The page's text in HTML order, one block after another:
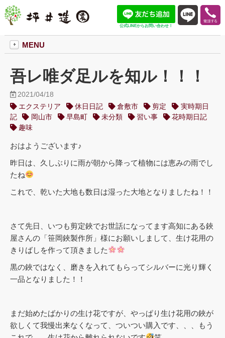
公式LINEからお問い合わせ！
MENU
吾レ唯ダ足ルを知ル！！！
2021/04/18
エクステリア
休日日記 倉敷市 剪定
実時期日
記
岡山市 早島町 未分類 習い事
花時期日記
趣味
おはようございます♪
昨日は、久しぶりに雨が朝から降って植物には恵みの雨でし
たね
これで、乾いた大地も数日は湿った大地となりましたね！！
さて先日、いつも剪定鋏でお世話になってます高知にある鋏
屋さんの「笹岡鋏製作所」様にお願いしまして、生け花用の
きりばしを作って頂きました
黒の鋏ではなく、磨きを入れてもらってシルバーに光り輝く
一品となりました！！
まだ始めたばかりの生け花ですが、やっぱり生け花用の鋏が
欲しくて我慢出来なくなって、ついつい購入です、、、もう